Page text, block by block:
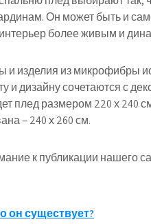
Он может быть и
интерьер более живым и
и изделия из микрофибры
и дизайну сочетаются с
плед размером 220 х 240
– 240 х 260 см.
к публикации нашего
он существует?